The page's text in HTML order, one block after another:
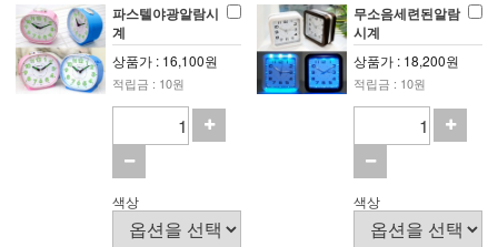
파스텔야광알람시
계
상품가 : 16,100원
적립금 : 10원
색상
무소음세련된알람
시계
상품가 : 18,200원
적립금 : 10원
색상